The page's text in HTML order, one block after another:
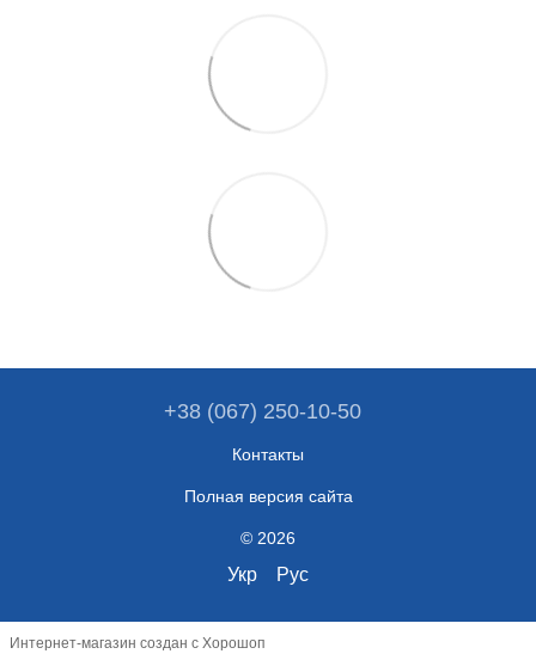
+38 (067) 250-10-50
Контакты
Полная версия сайта
© 2026
Укр Рус
Интернет-магазин создан с Хорошоп